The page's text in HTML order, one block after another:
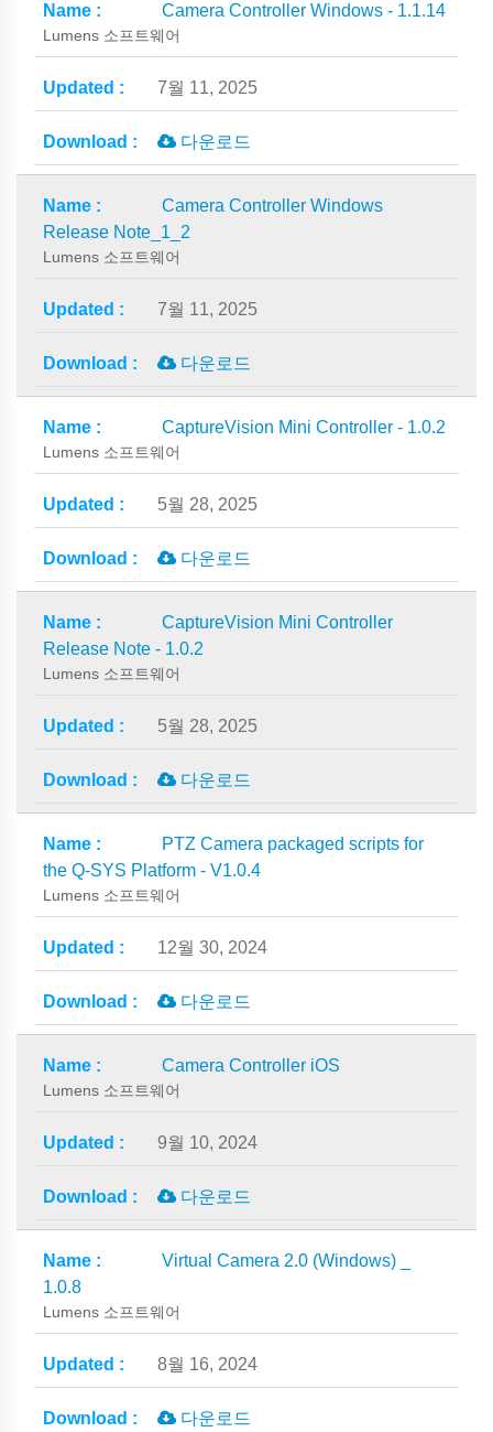
Camera Controller Windows - 1.1.14
Lumens 소프트웨어
7월 11, 2025
다운로드
Camera Controller Windows
Release Note_1_2
Lumens 소프트웨어
7월 11, 2025
다운로드
CaptureVision Mini Controller - 1.0.2
Lumens 소프트웨어
5월 28, 2025
다운로드
CaptureVision Mini Controller
Release Note - 1.0.2
Lumens 소프트웨어
5월 28, 2025
다운로드
PTZ Camera packaged scripts for
the Q-SYS Platform - V1.0.4
Lumens 소프트웨어
12월 30, 2024
다운로드
Camera Controller iOS
Lumens 소프트웨어
9월 10, 2024
다운로드
Virtual Camera 2.0 (Windows) _
1.0.8
Lumens 소프트웨어
8월 16, 2024
다운로드